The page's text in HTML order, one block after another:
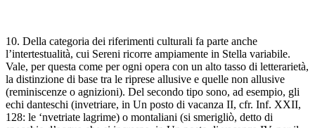
10. Della categoria dei riferimenti culturali fa parte anche
l’intertestualità, cui Sereni ricorre ampiamente in Stella variabile.
Vale, per questa come per ogni opera con un alto tasso di letterarietà,
la distinzione di base tra le riprese allusive e quelle non allusive
(reminiscenze o agnizioni). Del secondo tipo sono, ad esempio, gli
echi danteschi (invetriare, in Un posto di vacanza II, cfr. Inf. XXII,
128: le ‘nvetriate lagrime) o montaliani (si smerigliò, detto di